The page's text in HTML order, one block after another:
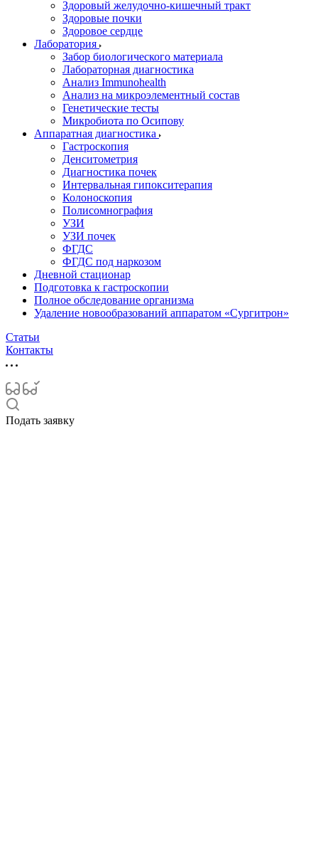
Здоровый желудочно-кишечный тракт
Здоровые почки
Здоровое сердце
Лаборатория
Забор биологического материала
Лабораторная диагностика
Анализ Immunohealth
Анализ на микроэлементный состав
Генетические тесты
Микробиота по Осипову
Аппаратная диагностика
Гастроскопия
Денситометрия
Диагностика почек
Интервальная гипокситерапия
Колоноскопия
Полисомнография
УЗИ
УЗИ почек
ФГДС
ФГДС под наркозом
Дневной стационар
Подготовка к гастроскопии
Полное обследование организма
Удаление новообразований аппаратом «Сургитрон»‎
Статьи
Контакты
Подать заявку